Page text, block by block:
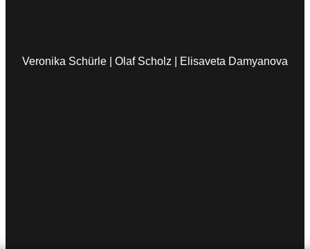
Veronika Schürle | Olaf Scholz | Elisaveta Damyanova